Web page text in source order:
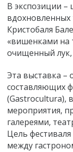
В экспозиции –
Кристобаля
«вишенками на
очищенный лук,
Эта выставка –
составляющих
(Gastrocultura),
мероприятия,
галереями,
Цель
между